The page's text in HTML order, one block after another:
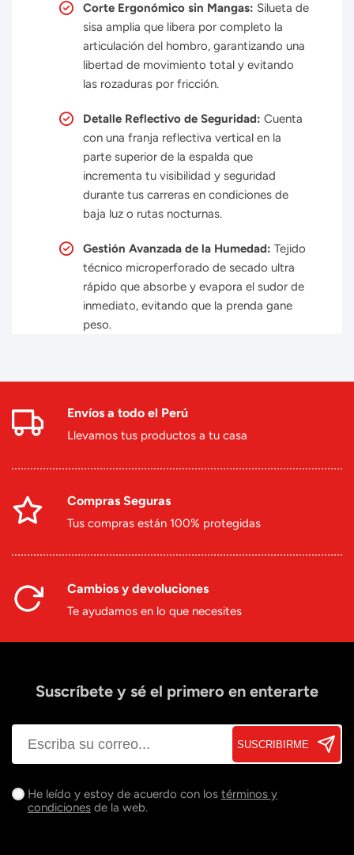
Corte Ergonómico sin Mangas: Silueta de
sisa amplia que libera por completo la
articulación del hombro, garantizando una
libertad de movimiento total y evitando
las rozaduras por fricción.
Detalle Reflectivo de Seguridad: Cuenta
con una franja reflectiva vertical en la
parte superior de la espalda que
incrementa tu visibilidad y seguridad
durante tus carreras en condiciones de
baja luz o rutas nocturnas.
Gestión Avanzada de la Humedad: Tejido
técnico microperforado de secado ultra
rápido que absorbe y evapora el sudor de
inmediato, evitando que la prenda gane
peso.
Envíos a todo el Perú
Llevamos tus productos a tu casa
Compras Seguras
Tus compras están 100% protegidas
Cambios y devoluciones
Te ayudamos en lo que necesites
Suscríbete y sé el primero en enterarte
SUSCRIBIRME
He leído y estoy de acuerdo con los términos y
condiciones de la web.